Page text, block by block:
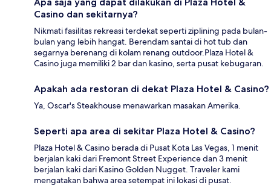
Casino dan sekitarnya?
Nikmati fasilitas rekreasi terdekat seperti ziplining pada bulan-
bulan yang lebih hangat. Berendam santai di hot tub dan
segarnya berenang di kolam renang outdoor.Plaza Hotel &
Casino juga memiliki 2 bar dan kasino, serta pusat kebugaran.
Apakah ada restoran di dekat Plaza Hotel & Casino?
Ya, Oscar's Steakhouse menawarkan masakan Amerika.
Seperti apa area di sekitar Plaza Hotel & Casino?
Plaza Hotel & Casino berada di Pusat Kota Las Vegas, 1 menit
berjalan kaki dari Fremont Street Experience dan 3 menit
berjalan kaki dari Kasino Golden Nugget. Traveler kami
mengatakan bahwa area setempat ini lokasi di pusat.